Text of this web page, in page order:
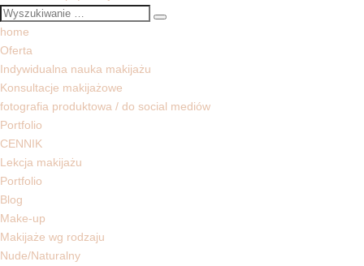
home
Oferta
Indywidualna nauka makijażu
Konsultacje makijażowe
fotografia produktowa / do social mediów
Portfolio
CENNIK
Lekcja makijażu
Portfolio
Blog
Make-up
Makijaże wg rodzaju
Nude/Naturalny